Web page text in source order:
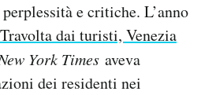
e critiche. L’anno
Travolta dai turisti, Venezia
York Times aveva
dei residenti nei